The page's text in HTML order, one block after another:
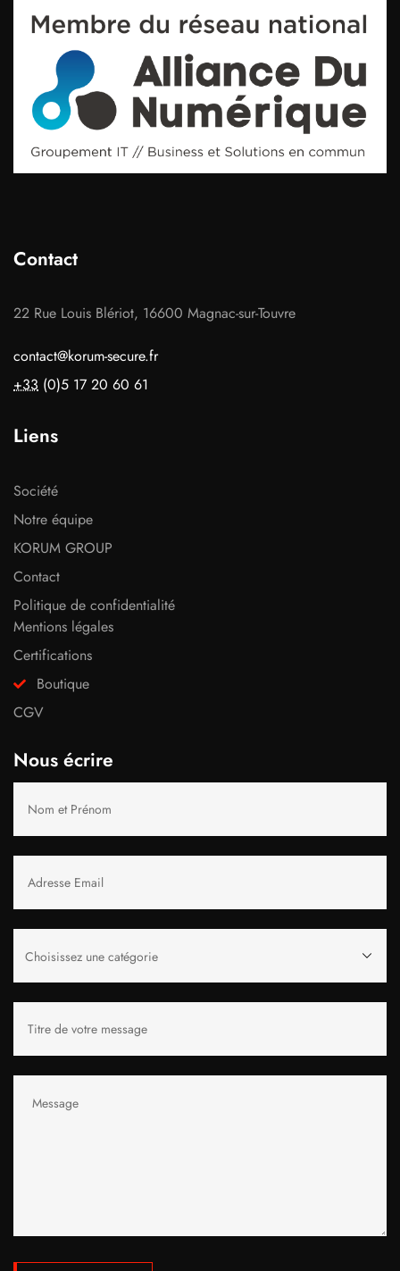
Contact
22 Rue Louis Blériot, 16600 Magnac-sur-Touvre
contact@korum-secure.fr
+33 (0)5 17 20 60 61
Liens
Société
Notre équipe
KORUM GROUP
Contact
Politique de confidentialité
Mentions légales
Certifications
Boutique
CGV
Nous écrire